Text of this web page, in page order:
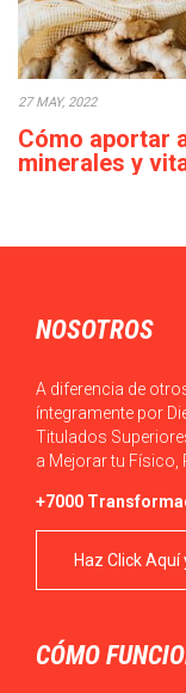
27 MAY, 2022
Cómo aportar
minerales y
NOSOTROS
A diferencia de
íntegramente por
Titulados
a Mejorar tu Físico,
+7000
Haz Click
CÓMO